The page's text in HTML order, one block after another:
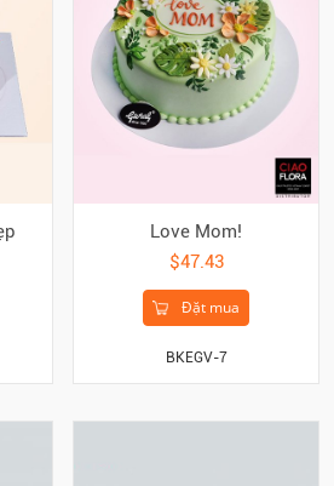
Love Mom!
$47.43
Đặt mua
BKEGV-7